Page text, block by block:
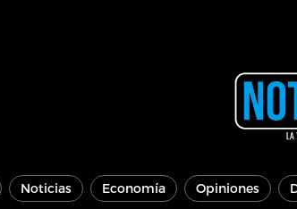
Noticias Economía Opiniones